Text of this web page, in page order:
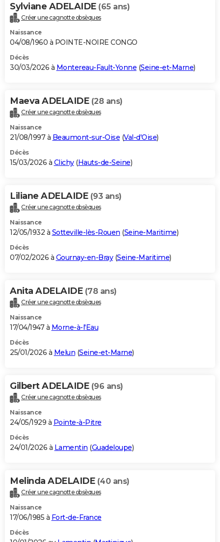
Sylviane ADELAIDE (65 ans)
Créer une cagnotte obsèques
Naissance
04/08/1960 à POINTE-NOIRE CONGO
Décès
30/03/2026 à Montereau-Fault-Yonne (Seine-et-Marne)
Maeva ADELAIDE (28 ans)
Créer une cagnotte obsèques
Naissance
21/08/1997 à Beaumont-sur-Oise (Val-d'Oise)
Décès
15/03/2026 à Clichy(Hauts-de-Seine)
Liliane ADELAIDE (93 ans)
Créer une cagnotte obsèques
Naissance
12/05/1932 à Sotteville-lès-Rouen (Seine-Maritime)
Décès
07/02/2026 à Gournay-en-Bray(Seine-Maritime)
Anita ADELAIDE (78 ans)
Créer une cagnotte obsèques
Naissance
17/04/1947 à Morne-à-l'Eau
Décès
25/01/2026 à Melun (Seine-et-Marne)
Gilbert ADELAIDE (96 ans)
Créer une cagnotte obsèques
Naissance
24/05/1929 à Pointe-à-Pitre
Décès
24/01/2026 à Lamentin (Guadeloupe)
Melinda ADELAIDE (40 ans)
Créer une cagnotte obsèques
Naissance
17/06/1985 à Fort-de-France
Décès